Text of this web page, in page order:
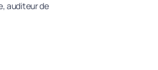
auditeur de